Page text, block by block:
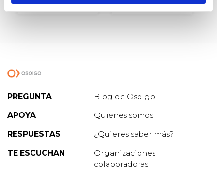
PREGUNTA
APOYA
RESPUESTAS
TE ESCUCHAN
Blog de Osoigo
Quiénes somos
¿Quieres saber más?
Organizaciones
colaboradoras